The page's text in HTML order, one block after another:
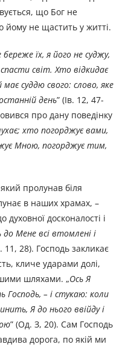
що Бог не
йому не щастить у житті.
їх, я його не суджу,
світ. Хто відкидає
суддю свого: слово, яке
день” (Ів. 12, 47-
про дану поведінку
хто погорджує вами,
Мною, погорджує тим,
пролунав біля
в наших храмах, –
досконалості і
Мене всі втомлені і
11, 28). Господь закликає
кличе ударами долі,
шляхами. „Ось Я
– і стукаю: коли
Я до нього ввійду і
” (Од. З, 20). Сам Господь
дорога, по якій ми